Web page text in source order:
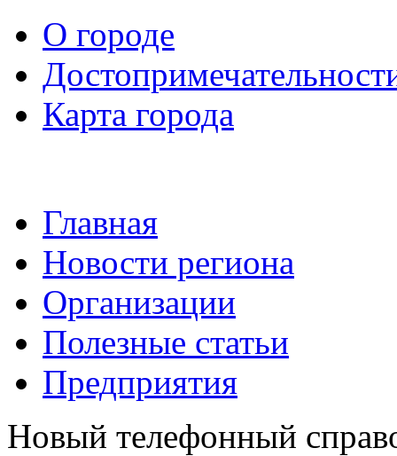
О городе
Карта города
Главная
Новости региона
Организации
Полезные статьи
Предприятия
Новый телефонный